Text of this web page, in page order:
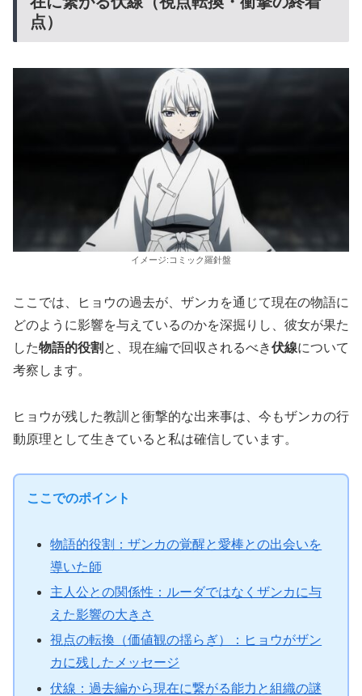
点）
イメージ:コミック羅針盤
ここでは、ヒョウの過去が、ザンカを通じて現在の物語に
どのように影響を与えているのかを深掘りし、彼女が果た
した物語的役割 と、現在編で回収されるべき伏線について
考察します。
ヒョウが残した教訓と衝撃的な出来事は、今もザンカの行
動原理として生きていると私は確信しています。
ここでのポイント
物語的役割：ザンカの覚醒と愛棒との出会いを
導いた師
主人公との関係性：ルーダではなくザンカに与
えた影響の大きさ
視点の転換（価値観の揺らぎ）：ヒョウがザン
カに残したメッセージ
伏線：過去編から現在に繋がる能力と組織の謎